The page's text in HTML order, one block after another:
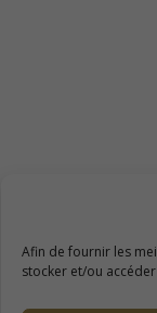
Afin de fournir les
stocker et/ou